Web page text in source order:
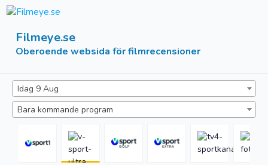
Filmeye.se
Oberoende websida för filmrecensioner
Idag 9 Aug
Bara kommande program